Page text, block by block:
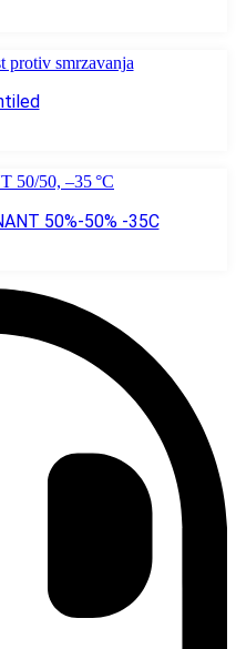
50%-50% -35C